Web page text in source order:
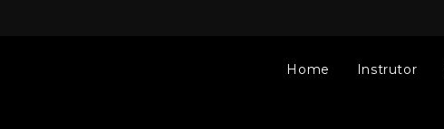
Home Instrutor